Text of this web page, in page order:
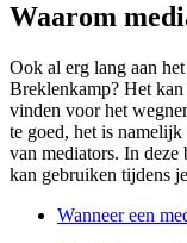
Waarom
Ook al erg lang aan
Breklenkamp? Het
vinden voor het
te goed, het is
van mediators. In
kan gebruiken tijdens
Wanneer een